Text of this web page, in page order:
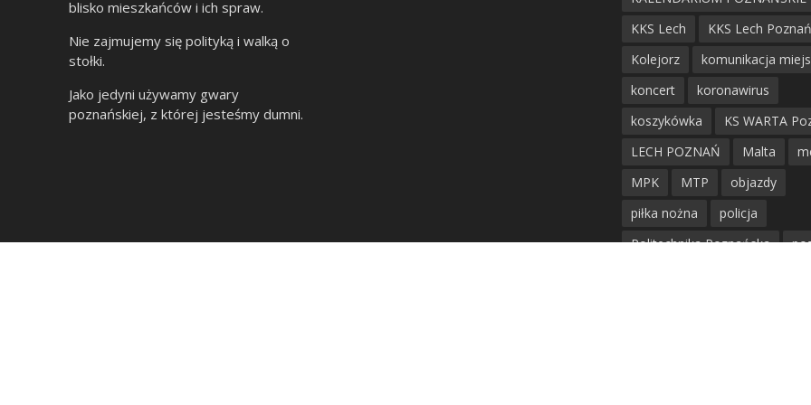
blisko mieszkańców i ich spraw.
Nie zajmujemy się polityką i walką o
stołki.
Jako jedyni używamy gwary
poznańskiej, z której jesteśmy dumni.
KKS Lech
KKS Lech Poznań
Kolejorz
komunikacja
koncert
koronawirus
koszykówka
KS WARTA
LECH POZNAŃ
Malta
MPK
MTP
objazdy
piłka nożna
policja
Politechnika Poznańska